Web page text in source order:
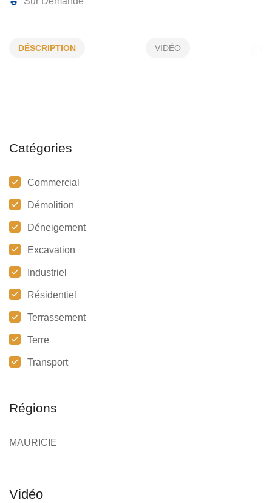
ATELIERS JEFF LAMY
DÉSCRIPTION VIDÉO
Catégories
Commercial
Démolition
Déneigement
Excavation
Industriel
Résidentiel
Terrassement
Terre
Transport
Régions
MAURICIE